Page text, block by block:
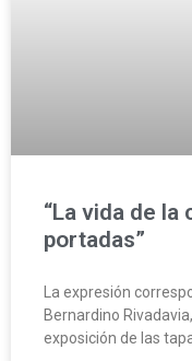
“La vida de
portadas”
La expresión
Bernardino
exposición de las